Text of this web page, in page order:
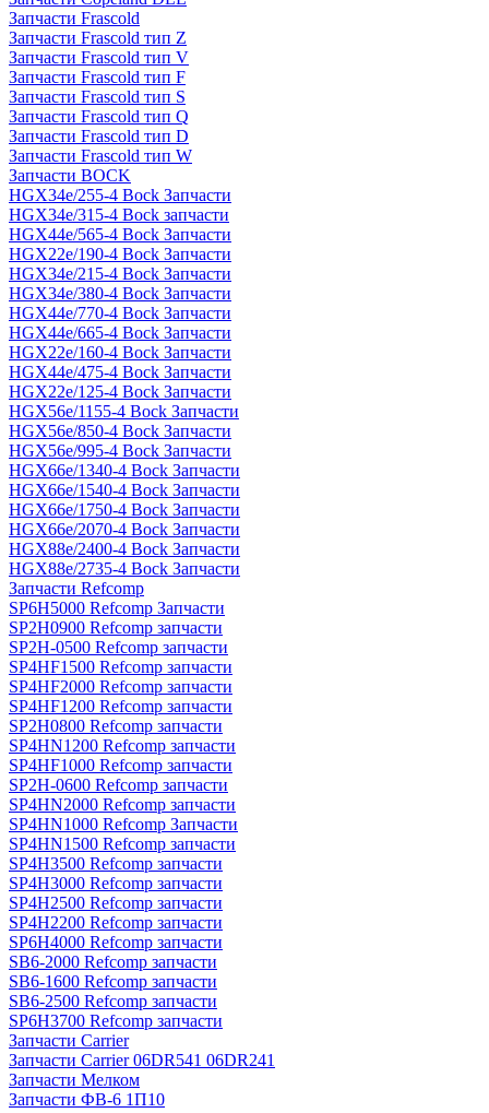
Запчасти Frascold
Запчасти Frascold тип Z
Запчасти Frascold тип V
Запчасти Frascold тип F
Запчасти Frascold тип S
Запчасти Frascold тип Q
Запчасти Frascold тип D
Запчасти Frascold тип W
Запчасти BOCK
HGX34e/255-4 Bock Запчасти
HGX34e/315-4 Bock запчасти
HGX44e/565-4 Bock Запчасти
HGX22e/190-4 Bock Запчасти
HGX34e/215-4 Bock Запчасти
HGX34e/380-4 Bock Запчасти
HGX44e/770-4 Bock Запчасти
HGX44e/665-4 Bock Запчасти
HGX22e/160-4 Bock Запчасти
HGX44e/475-4 Bock Запчасти
HGX22e/125-4 Bock Запчасти
HGX56e/1155-4 Bock Запчасти
HGX56e/850-4 Bock Запчасти
HGX56e/995-4 Bock Запчасти
HGX66e/1340-4 Bock Запчасти
HGX66e/1540-4 Bock Запчасти
HGX66e/1750-4 Bock Запчасти
HGX66e/2070-4 Bock Запчасти
HGX88e/2400-4 Bock Запчасти
HGX88e/2735-4 Bock Запчасти
Запчасти Refcomp
SP6H5000 Refcomp Запчасти
SP2H0900 Refcomp запчасти
SP2H-0500 Refcomp запчасти
SP4HF1500 Refcomp запчасти
SP4HF2000 Refcomp запчасти
SP4HF1200 Refcomp запчасти
SP2H0800 Refcomp запчасти
SP4HN1200 Refcomp запчасти
SP4HF1000 Refcomp запчасти
SP2H-0600 Refcomp запчасти
SP4HN2000 Refcomp запчасти
SP4HN1000 Refcomp Запчасти
SP4HN1500 Refcomp запчасти
SP4H3500 Refcomp запчасти
SP4H3000 Refcomp запчасти
SP4H2500 Refcomp запчасти
SP4H2200 Refcomp запчасти
SP6H4000 Refcomp запчасти
SB6-2000 Refcomp запчасти
SB6-1600 Refcomp запчасти
SB6-2500 Refcomp запчасти
SP6H3700 Refcomp запчасти
Запчасти Carrier
Запчасти Carrier 06DR541 06DR241
Запчасти Мелком
Запчасти ФВ-6 1П10